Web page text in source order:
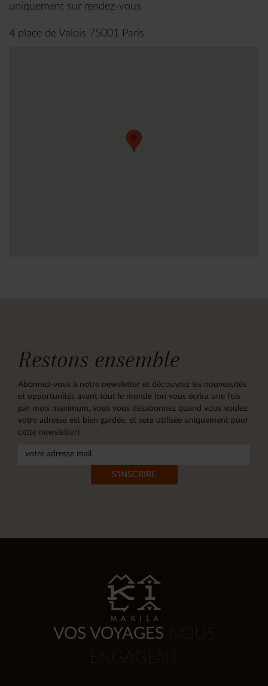
uniquement sur rendez-vous
4 place de Valois 75001 Paris
Restons ensemble
Abonnez-vous à notre newsletter et découvrez les nouveautés
et opportunités avant tout le monde (on vous écrira une fois
par mois maximum, vous vous désabonnez quand vous voulez,
votre adresse est bien gardée, et sera utilisée uniquement pour
cette newsletter)
VOS VOYAGES NOUS
ENGAGENT